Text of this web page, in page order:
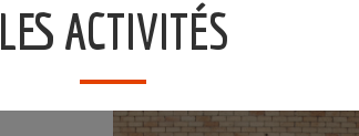
LES ACTIVITÉS